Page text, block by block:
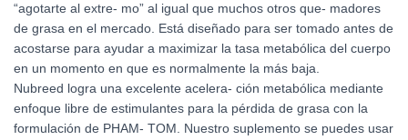
“agotarte al extre- mo” al igual que muchos otros que- madores
de grasa en el mercado. Está diseñado para ser tomado antes de
acostarse para ayudar a maximizar la tasa metabólica del cuerpo
en un momento en que es normalmente la más baja.
Nubreed logra una excelente acelera- ción metabólica mediante
enfoque libre de estimulantes para la pérdida de grasa con la
formulación de PHAM- TOM. Nuestro suplemento se puedes usar